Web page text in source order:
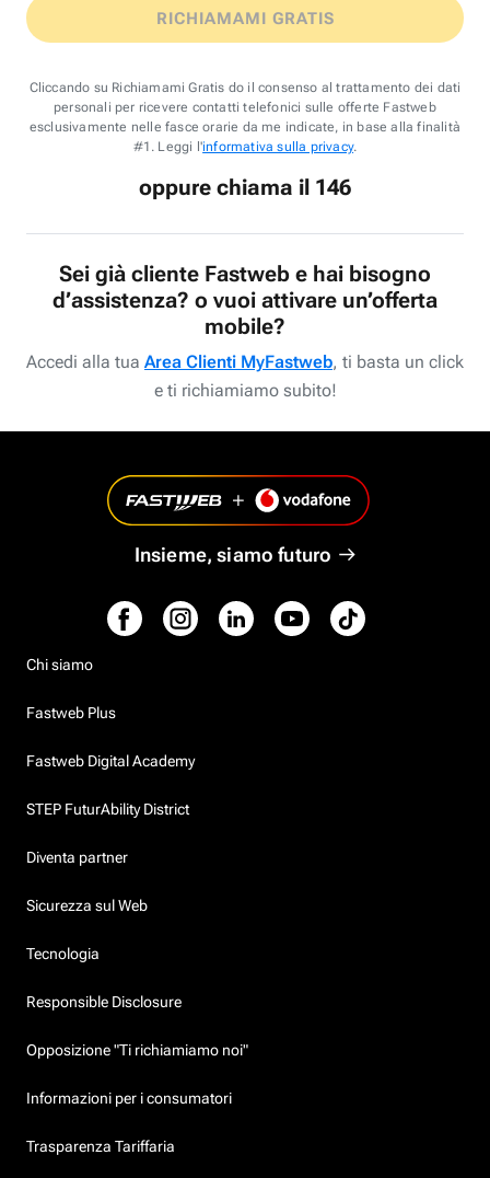
RICHIAMAMI GRATIS
Cliccando su Richiamami Gratis do il consenso al trattamento dei dati
personali per ricevere contatti telefonici sulle offerte Fastweb
esclusivamente nelle fasce orarie da me indicate, in base alla finalità
#1. Leggi l'informativa sulla privacy.
oppure chiama il 146
Sei già cliente Fastweb e hai bisogno
d’assistenza? o vuoi attivare un’offerta
mobile?
Accedi alla tua Area Clienti MyFastweb, ti basta un click
e ti richiamiamo subito!
Insieme, siamo futuro
Chi siamo
Fastweb Plus
Fastweb Digital Academy
STEP FuturAbility District
Diventa partner
Sicurezza sul Web
Tecnologia
Responsible Disclosure
Opposizione "Ti richiamiamo noi"
Informazioni per i consumatori
Trasparenza Tariffaria